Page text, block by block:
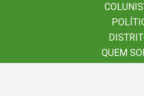
QUEM
QUEM